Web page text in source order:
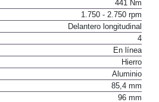
441 Nm
1.750 - 2.750 rpm
Delantero longitudinal
4
En línea
Hierro
Aluminio
85,4 mm